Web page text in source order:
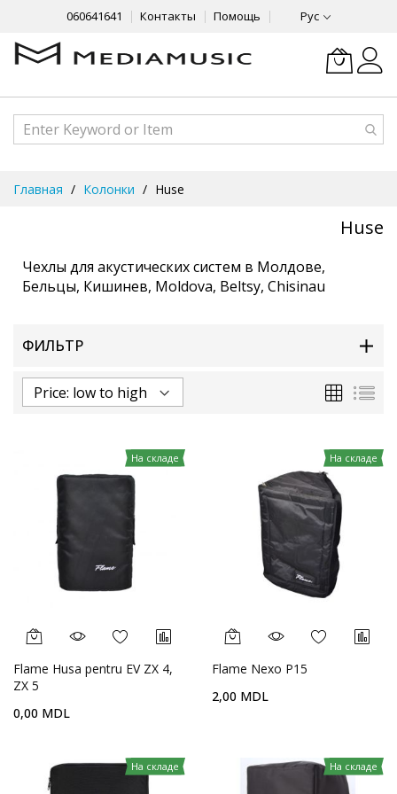
060641641 Контакты Помощь Рус
Главная Колонки Huse
Huse
Чехлы для акустических систем в Молдове,
Бельцы, Кишинев, Moldova, Beltsy, Chisinau
ФИЛЬТР
Сетка
На складе
Flame Husa pentru EV ZX 4,
ZX 5
0,00 MDL
На складе
Flame Nexo P15
2,00 MDL
На складе На складе